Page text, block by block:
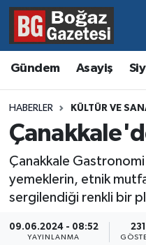
Gündem Asayiş
HABERLER KÜLTÜR VE
Çanakkale
yemeklerin, etnik
sergilendiği renkli bir
09.06.2024 - 08:52
YAYINLANMA
Asayiş
Eğitim
Ekonomi
Gündem
Kültür ve Sanat
Magazin
Hava Durumu
Trafik Durumu
Süper Lig Puan
Tüm Manşetler
Son Dakika
Haber Arşivi